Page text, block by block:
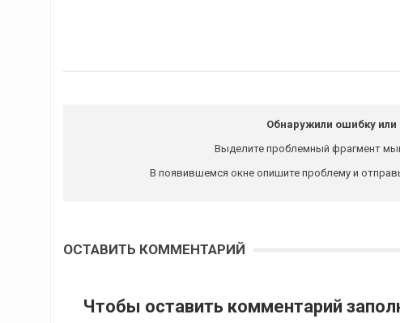
Обнаружили ошибку или
Выделите проблемный фрагмент
В появившемся окне опишите проблему и
ОСТАВИТЬ КОММЕНТАРИЙ
Чтобы оставить комментарий